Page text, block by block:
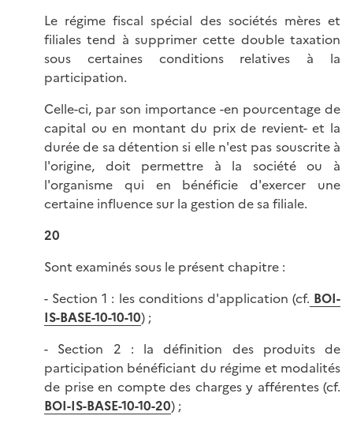
Le régime fiscal spécial des sociétés mères et
filiales tend à supprimer cette double taxation
sous certaines conditions relatives à la
participation.
Celle-ci, par son importance -en pourcentage de
capital ou en montant du prix de revient- et la
durée de sa détention si elle n'est pas souscrite à
l'origine, doit permettre à la société ou à
l'organisme qui en bénéficie d'exercer une
certaine influence sur la gestion de sa filiale.
20
Sont examinés sous le présent chapitre :
- Section 1 : les conditions d'application (cf. BOI-
IS-BASE-10-10-10) ;
- Section 2 : la définition des produits de
participation bénéficiant du régime et modalités
de prise en compte des charges y afférentes (cf.
BOI-IS-BASE-10-10-20) ;